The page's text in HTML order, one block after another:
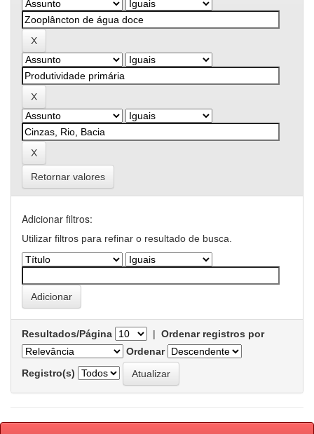
Retornar valores
Adicionar filtros:
Utilizar filtros para refinar o resultado de busca.
Resultados/Página | Ordenar registros por
Ordenar
Registro(s)